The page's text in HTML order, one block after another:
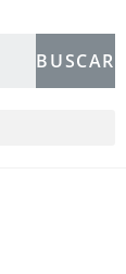
BUSCAR